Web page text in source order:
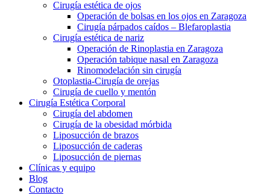
Cirugía estética de ojos
Operación de bolsas en los ojos en Zaragoza
Cirugía párpados caídos – Blefaroplastia
Cirugía estética de nariz
Operación de Rinoplastia en Zaragoza
Operación tabique nasal en Zaragoza
Rinomodelación sin cirugía
Otoplastia-Cirugía de orejas
Cirugía de cuello y mentón
Cirugía Estética Corporal
Cirugía del abdomen
Cirugía de la obesidad mórbida
Liposucción de brazos
Liposucción de caderas
Liposucción de piernas
Clínicas y equipo
Blog
Contacto